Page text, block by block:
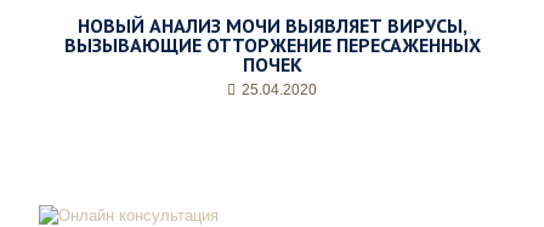
НОВЫЙ АНАЛИЗ МОЧИ ВЫЯВЛЯЕТ ВИРУСЫ,
ВЫЗЫВАЮЩИЕ ОТТОРЖЕНИЕ ПЕРЕСАЖЕННЫХ
ПОЧЕК
25.04.2020